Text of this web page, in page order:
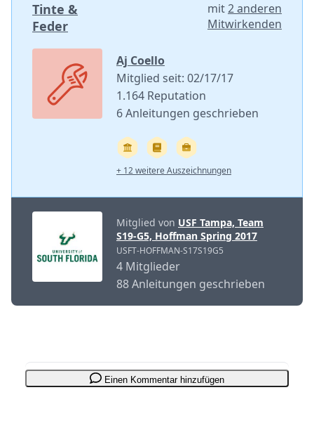
Tinte &
Feder
mit2 anderen
Mitwirkenden
Aj Coello
Mitglied seit: 02/17/17
1.164 Reputation
6 Anleitungen geschrieben
+ 12 weitere Auszeichnungen
Mitglied von USF Tampa, Team
S19-G5, Hoffman Spring 2017
USFT-HOFFMAN-S17S19G5
4 Mitglieder
88 Anleitungen geschrieben
Einen Kommentar hinzufügen